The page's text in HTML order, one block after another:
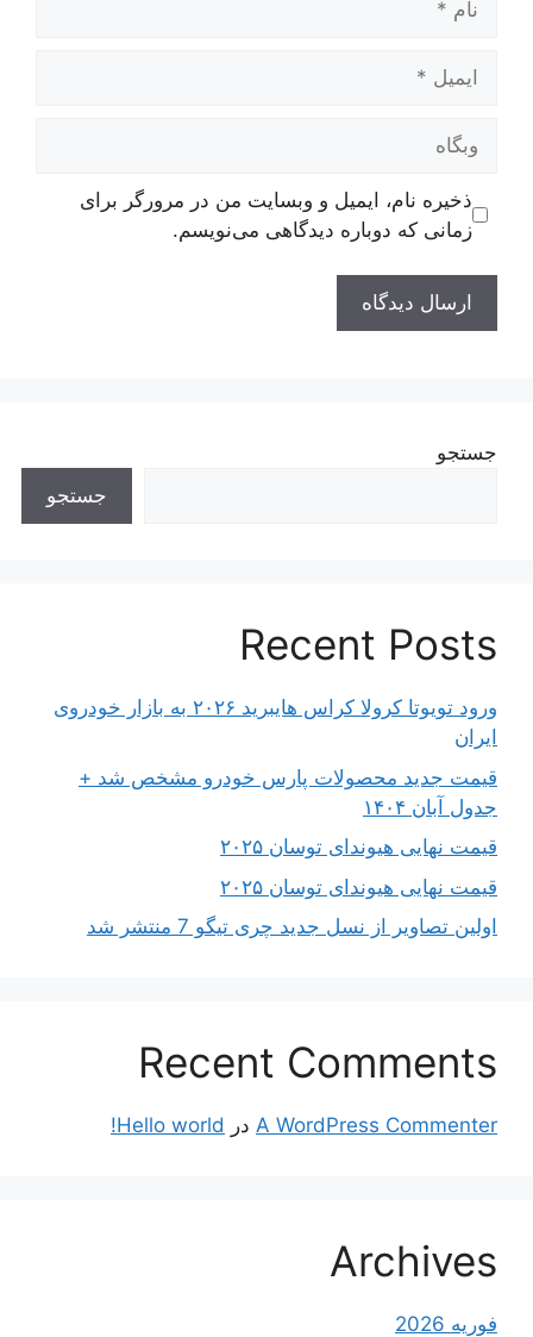
وبگاه
ذخیره نام، ایمیل و وبسایت من در مرورگر برای
زمانی که دوباره دیدگاهی می‌نویسم.
جستجو
جستجو
Recent Posts
ورود تویوتا کرولا کراس هایبرید ۲۰۲۶ به بازار خودروی
ایران
قیمت جدید محصولات پارس خودرو مشخص شد +
جدول آبان ۱۴۰۴
قیمت نهایی هیوندای توسان ۲۰۲۵
قیمت نهایی هیوندای توسان ۲۰۲۵
اولین تصاویر از نسل جدید چری تیگو 7 منتشر شد
Recent Comments
A WordPress Commenter در Hello world!
Archives
فوریه 2026